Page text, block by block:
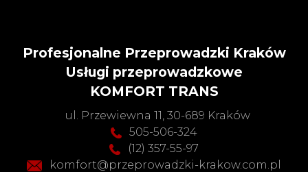
Profesjonalne Przeprowadzki Kraków
Usługi przeprowadzkowe
KOMFORT TRANS
ul. Przewiewna 11, 30-689 Kraków
505-506-324
(12) 357-55-97
komfort@przeprowadzki-krakow.com.pl